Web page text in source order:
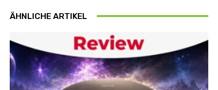
ÄHNLICHE ARTIKEL